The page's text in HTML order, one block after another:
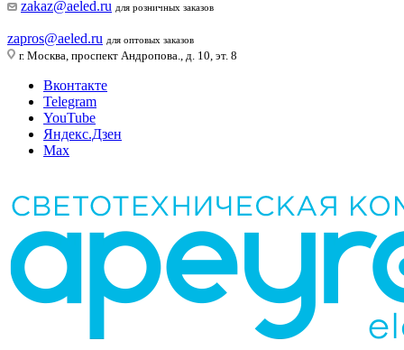
zakaz@aeled.ru для розничных заказов
zapros@aeled.ru для оптовых заказов
г. Москва, проспект Андропова., д. 10, эт. 8
Вконтакте
Telegram
YouTube
Яндекс.Дзен
Max